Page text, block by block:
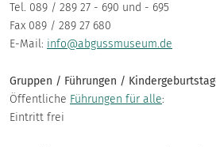
Tel. 089 / 289 27 - 690 und - 695
Fax 089 / 289 27 680
E-Mail: info@abgussmuseum.de
Gruppen / Führungen /
Öffentliche Führungen für alle:
Eintritt frei